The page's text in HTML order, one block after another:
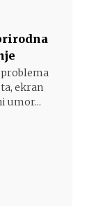
problema
ekran
umor...